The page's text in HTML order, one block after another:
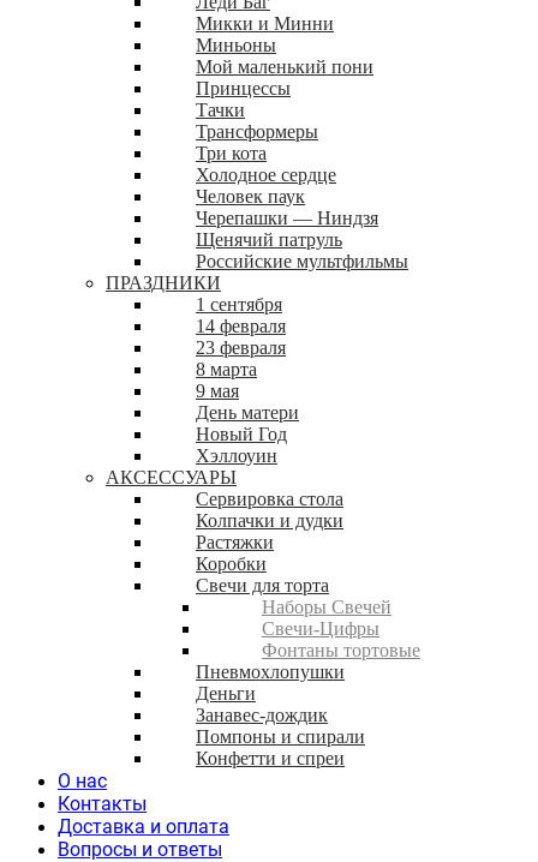
Микки и Минни
Миньоны
Мой маленький пони
Принцессы
Тачки
Трансформеры
Три кота
Холодное сердце
Человек паук
Черепашки — Ниндзя
Щенячий патруль
Российские мультфильмы
ПРАЗДНИКИ
1 сентября
14 февраля
23 февраля
8 марта
9 мая
День матери
Новый Год
Хэллоуин
АКСЕССУАРЫ
Сервировка стола
Колпачки и дудки
Растяжки
Коробки
Свечи для торта
Наборы Свечей
Свечи-Цифры
Фонтаны тортовые
Пневмохлопушки
Деньги
Занавес-дождик
Помпоны и спирали
Конфетти и спреи
О нас
Контакты
Доставка и оплата
Вопросы и ответы